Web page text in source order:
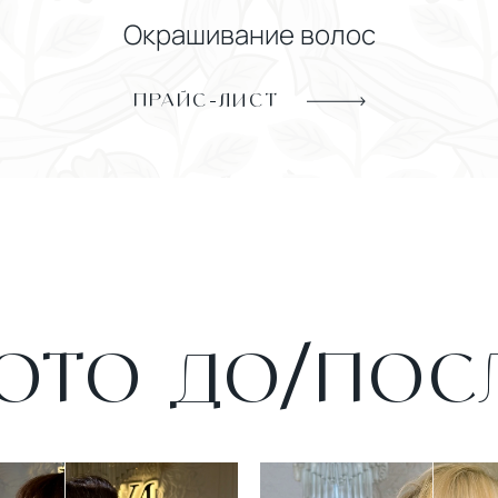
Окрашивание волос
ПРАЙС-ЛИСТ
ДО/